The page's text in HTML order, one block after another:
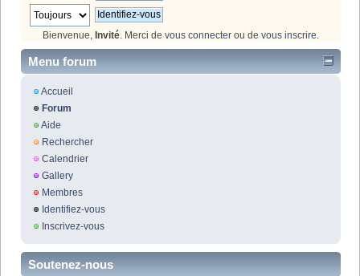
Bienvenue, Invité. Merci de vous connecter ou de vous inscrire.
Menu forum
Accueil
Forum
Aide
Rechercher
Calendrier
Gallery
Membres
Identifiez-vous
Inscrivez-vous
Soutenez-nous